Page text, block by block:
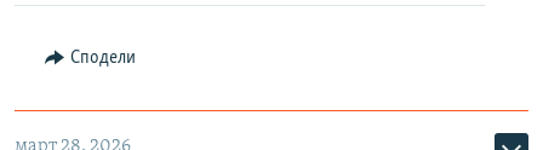
Сподели